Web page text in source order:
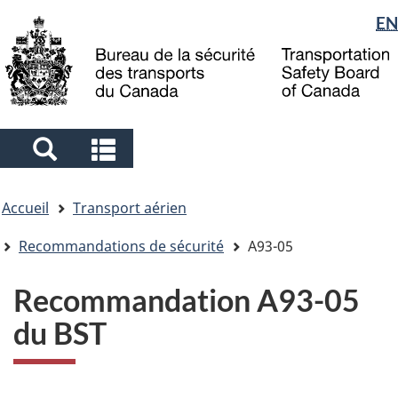
to
main
to
"About
government"
à
la
Sélection
de
la
langue
EN
Search
and
menus
and
menus
êtes
ici
Accueil
Transport aérien
Recommandations de sécurité
A93-05
Recommandation A93-05
du BST